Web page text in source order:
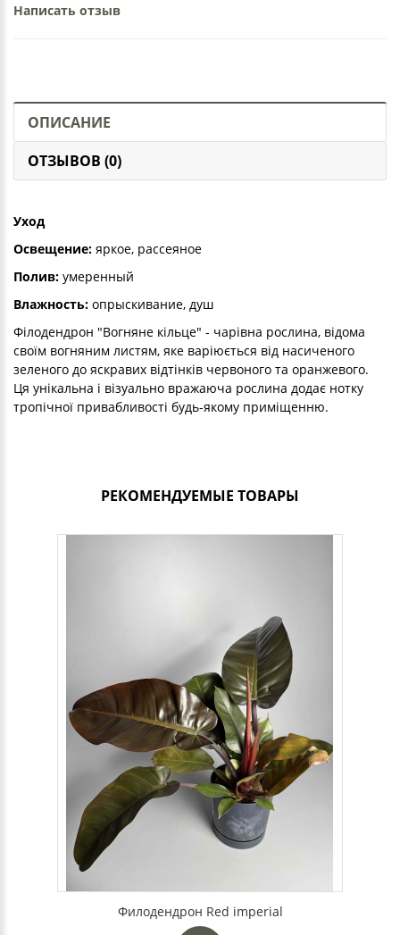
Написать отзыв
ОПИСАНИЕ
ОТЗЫВОВ (0)
Уход
Освещение: яркое, рассеяное
Полив: умеренный
Влажность: опрыскивание, душ
Філодендрон "Вогняне кільце" - чарівна рослина, відома
своїм вогняним листям, яке варіюється від насиченого
зеленого до яскравих відтінків червоного та оранжевого.
Ця унікальна і візуально вражаюча рослина додає нотку
тропічної привабливості будь-якому приміщенню.
РЕКОМЕНДУЕМЫЕ ТОВАРЫ
Филодендрон Red imperial